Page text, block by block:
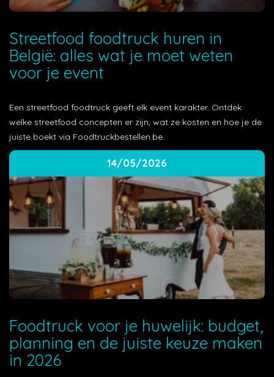
Streetfood foodtruck huren in
België: alles wat je moet weten
voor je event
Een streetfood foodtruck geeft elk event karakter. Ontdek
welke streetfood concepten er zijn, wat ze kosten en hoe je de
juiste boekt via Foodtruckbestellen.be.
14/05/2026
Foodtruck voor je huwelijk: budget,
planning en de juiste keuze maken
in 2026